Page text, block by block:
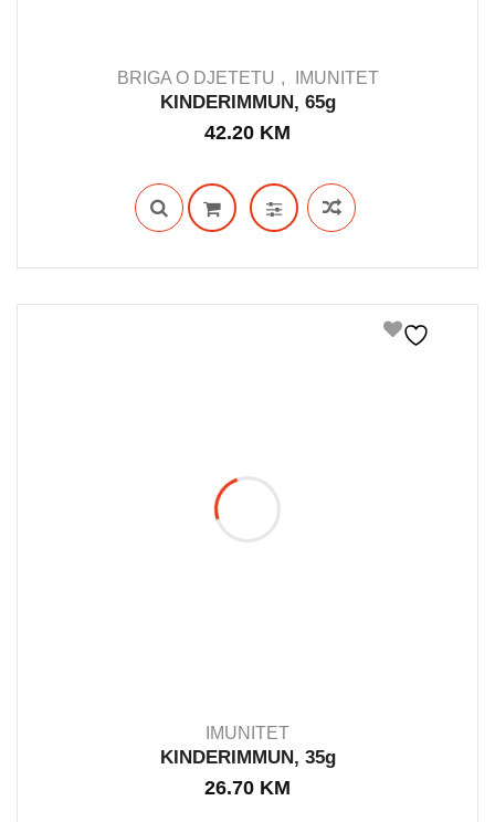
IN STOCK
BRIGA O DJETETU IMUNITET
KINDERIMMUN, 65g
42.20 KM
IN STOCK
IMUNITET
KINDERIMMUN, 35g
26.70 KM